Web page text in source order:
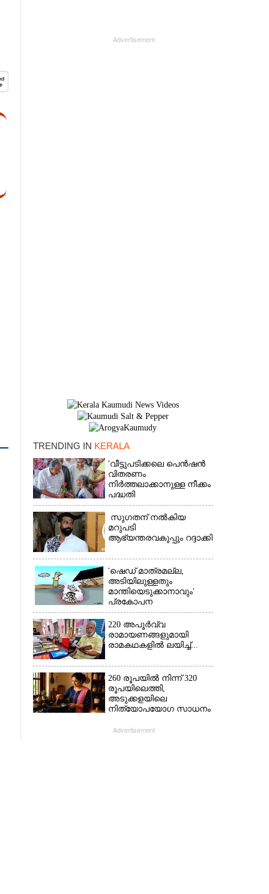
Advertisement
TRENDING IN KERALA
'വീട്ടുപടിക്കലെ പെൻഷൻ
വിതരണം
നിർത്തലാക്കാനുള്ള നീക്കം
പദ്ധതി
അവസാനിപ്പിക്കാനുള്ള
യുഡിഎഫ് അജണ്ടയുടെ
ആദ്യപടി'
സുഗതന് നൽകിയ
മറുപടി
ആഭ്യന്തരവകുപ്പും റദ്ദാക്കി
'ഷെഡ് മാത്രമല്ല,
അടിയിലുള്ളതും
മാന്തിയെടുക്കാനാവും'
പ്രകോപന
പ്രസംഗവുമായി കെ.കെ.
രാഗേഷ്
220 അപൂർവ്വ
രാമായണങ്ങളുമായി
രാമകഥകളിൽ ലയിച്ച്...
260 രൂപയിൽ നിന്ന് 320
രൂപയിലെത്തി,
അടുക്കളയിലെ
നിത്യോപയോഗ സാധനം
Advertisement
×